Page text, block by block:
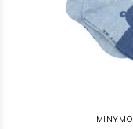
MINYMO